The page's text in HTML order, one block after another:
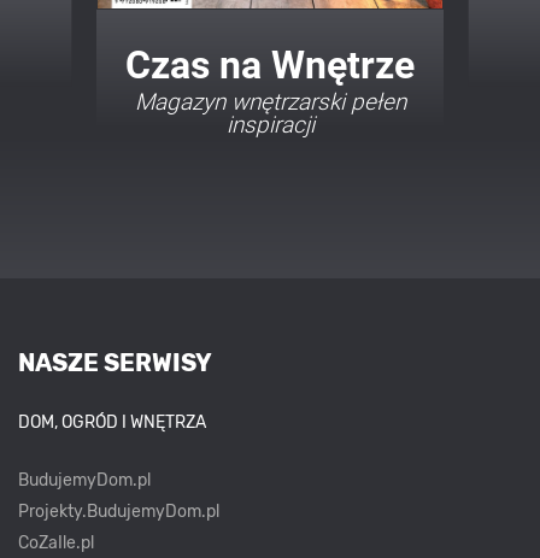
Twój Dom Twój Styl
Porady i inspiracje w
najmodniejszych stylach
NASZE SERWISY
DOM, OGRÓD I WNĘTRZA
BudujemyDom.pl
Projekty.BudujemyDom.pl
CoZaIle.pl